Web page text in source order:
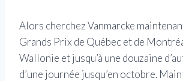
Alors cherchez Vanmarcke
Grands Prix de Québec et de
Wallonie et jusqu’à une douzaine
d’une journée jusqu’en octobre.